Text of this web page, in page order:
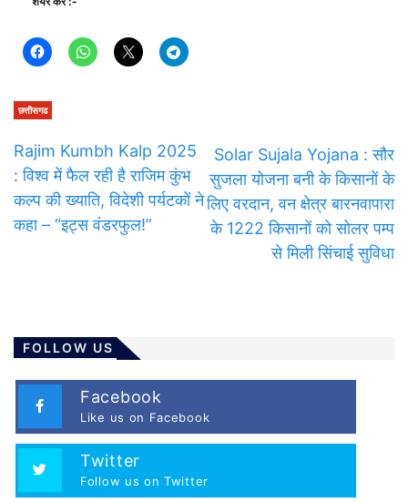
छत्तीसगढ
Rajim Kumbh Kalp 2025
: विश्व में फैल रही है राजिम कुंभ
कल्प की ख्याति, विदेशी पर्यटकों ने
कहा – “इट्स वंडरफुल!”
Solar Sujala Yojana : सौर
सुजला योजना बनी के किसानों के
लिए वरदान, वन क्षेत्र बारनवापारा
के 1222 किसानों को सोलर पम्प
से मिली सिंचाई सुविधा
FOLLOW US
Facebook
Like us on Facebook
Twitter
Follow us on Twitter